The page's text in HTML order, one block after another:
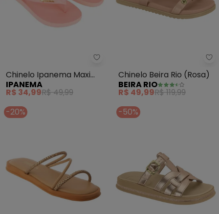
Ipanema - Chinelo Ipanema
Chinelo Ipanema Maxi
Glow (Rosê)
IPANEMA
R$ 34,99R$ 49,99
Chinelo Beira Rio (Rosa)
BEIRA RIO
R$ 49,99R$ 119,99
-20%
-50%